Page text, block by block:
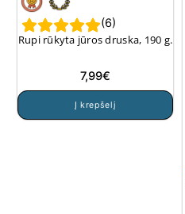
(6)
Rupi rūkyta jūros druska, 190 g.
7,99€
Į krepšelį